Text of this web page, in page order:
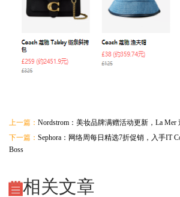
上一篇： Nordstrom：美妆品牌满赠活动更新，La Mer
下一篇： Sephora：网络周每日精选7折促销，入手IT
Boss
相关文章